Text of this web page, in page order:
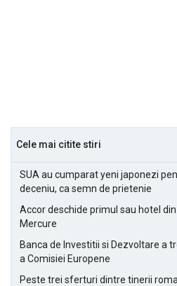
Cele mai citite stiri
SUA au cumparat yeni japonezi
deceniu, ca semn de prietenie
Accor deschide primul sau hotel
Mercure
Banca de Investitii si Dezvoltare a
a Comisiei Europene
Peste trei sferturi dintre tinerii